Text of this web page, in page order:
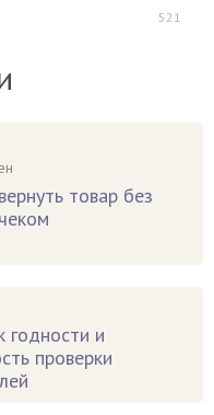
521
товар без
годности и
проверки